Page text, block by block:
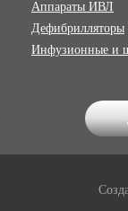
Аппараты ИВЛ
Дефибрилляторы
Инфузионные и